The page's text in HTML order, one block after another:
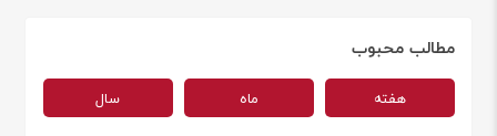
مطالب محبوب
هفته ماه سال